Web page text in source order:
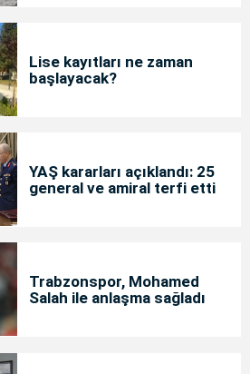
Lise kayıtları ne zaman
başlayacak?
YAŞ kararları açıklandı: 25
general ve amiral terfi etti
Trabzonspor, Mohamed
Salah ile anlaşma sağladı